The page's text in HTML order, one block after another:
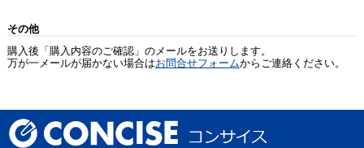
その他
購入後「購入内容のご確認」のメールをお送りします。
万が一メールが届かない場合はお問合せフォームからご連絡ください。